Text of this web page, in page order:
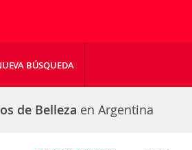
BÚSQUEDA
de Belleza en Argentina